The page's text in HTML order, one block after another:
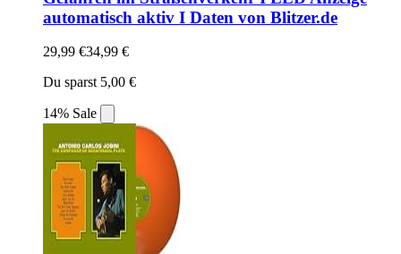
automatisch aktiv I Daten von Blitzer.de
29,99 €34,99 €
Du sparst 5,00 €
14% Sale